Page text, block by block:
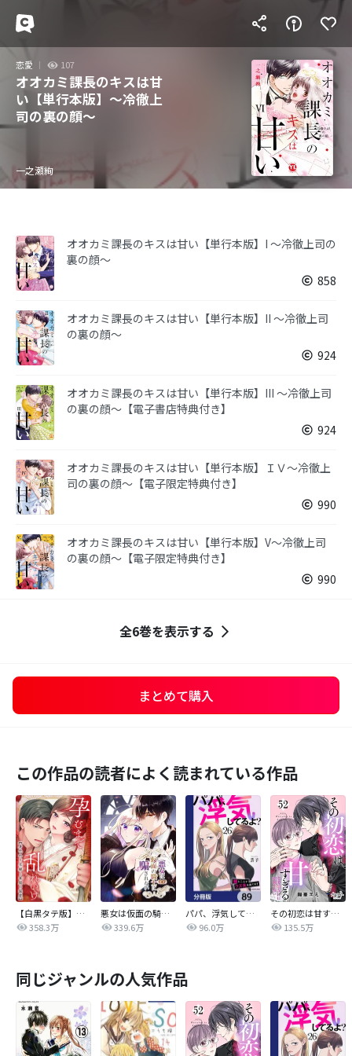
恋愛 107
オオカミ課長のキスは甘
い【単行本版】～冷徹上
司の裏の顔～
一之瀬絢
オオカミ課長のキスは甘い【単行本版】I ～冷徹上司の
裏の顔～
858
オオカミ課長のキスは甘い【単行本版】II ～冷徹上司
の裏の顔～
924
オオカミ課長のキスは甘い【単行本版】III ～冷徹上司
の裏の顔～【電子書店特典付き】
924
オオカミ課長のキスは甘い【単行本版】ＩＶ～冷徹上
司の裏の顔～【電子限定特典付き】
990
オオカミ課長のキスは甘い【単行本版】V～冷徹上司
の裏の顔～【電子限定特典付き】
990
全6巻を表示する
まとめて購入
この作品の読者によく読まれている作品
【白黒タテ版】孕むまで乱れいけ～身代わり花嫁と軍服の猛愛
358.3万
悪女は仮面の騎士に騙されない
339.6万
パパ、浮気してるよ？娘と二人でクズ夫を捨てます【分冊版】
96.0万
その初恋は甘すぎる～恋愛処女には刺激が強い～
135.5万
同じジャンルの人気作品